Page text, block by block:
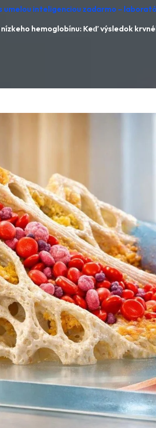
inteligenciou zadarmo –
nízkeho hemoglobínu: Keď výsledok